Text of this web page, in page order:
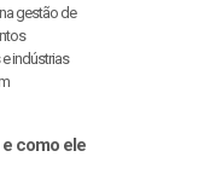
gestão de
indústrias
como ele